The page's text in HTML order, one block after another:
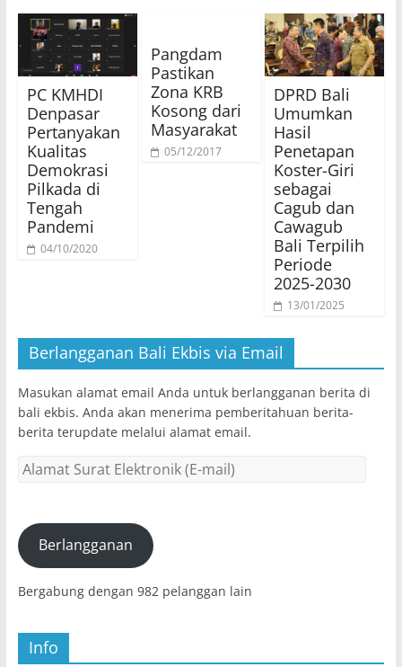
PC KMHDI
Denpasar
Pertanyakan
Kualitas
Demokrasi
Pilkada di
Tengah
Pandemi
04/10/2020
Pangdam
Pastikan
Zona KRB
Kosong dari
Masyarakat
05/12/2017
DPRD Bali
Umumkan
Hasil
Penetapan
Koster-Giri
sebagai
Cagub dan
Cawagub
Bali Terpilih
Periode
2025-2030
13/01/2025
Berlangganan Bali Ekbis via Email
Masukan alamat email Anda untuk berlangganan berita di
bali ekbis. Anda akan menerima pemberitahuan berita-
berita terupdate melalui alamat email.
Alamat
(E-
mail)Berlangganan
Bergabung dengan 982 pelanggan lain
Info